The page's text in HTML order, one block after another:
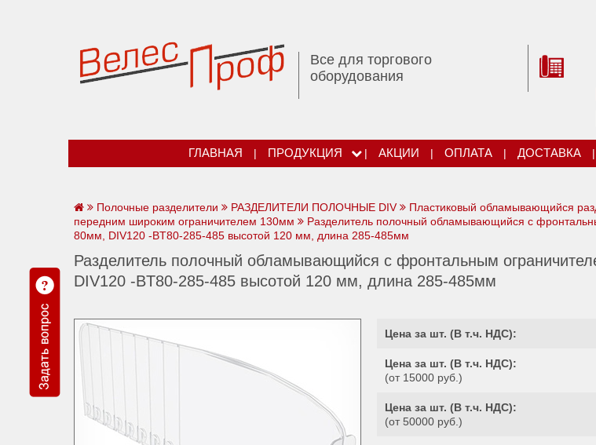
Все для торгового
оборудования
ГЛАВНАЯ | ПРОДУКЦИЯ | АКЦИИ | ОПЛАТА | ДОСТАВКА |
Полочные разделители РАЗДЕЛИТЕЛИ ПОЛОЧНЫЕ DIV
Пластиковый обламывающийся
передним широким ограничителем 130мм
Разделитель полочный обламывающийся с
80мм, DIV120 -ВT80-285-485 высотой 120 мм, длина 285-485мм
Разделитель полочный обламывающийся с фронтальным
DIV120 -ВT80-285-485 высотой 120 мм, длина 285-485мм
Цена за шт. (В т.ч. НДС):
Цена за шт. (В т.ч. НДС):
(от 15000 руб.)
Цена за шт. (В т.ч. НДС):
(от 50000 руб.)